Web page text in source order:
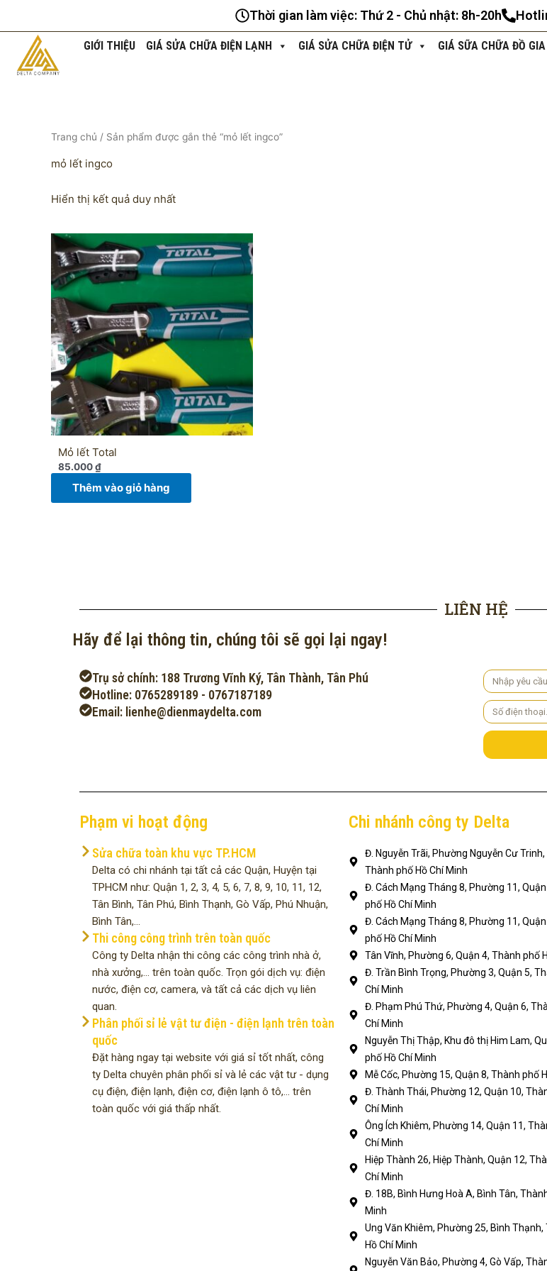
dung
Thời gian làm việc: Thứ 2 - Chủ nhật: 8h-20h
GIỚI THIỆU GIÁ SỬA CHỮA ĐIỆN LẠNH GIÁ SỬA CHỮA ĐIỆN TỬ GIÁ SỮA CHỮA ĐỒ GIA
Trang chủ / Sản phẩm được gắn thẻ “mỏ lết ingco”
mỏ lết ingco
Hiển thị kết quả duy nhất
Mỏ lết Total
85.000₫
Thêm vào giỏ hàng
LIÊN HỆ
Hãy để lại thông tin, chúng tôi sẽ gọi lại ngay!
Trụ sở chính: 188 Trương Vĩnh Ký, Tân Thành, Tân Phú
Hotline: 0765289189 - 0767187189
Email: lienhe@dienmaydelta.com
Yêu
cầu
Số
điện
thoại
Phạm vi hoạt động
Sửa chữa toàn khu vực TP.HCM
Delta có chi nhánh tại tất cả các Quận, Huyện tại
TPHCM như: Quận 1, 2, 3, 4, 5, 6, 7, 8, 9, 10, 11, 12,
Tân Bình, Tân Phú, Bình Thạnh, Gò Vấp, Phú Nhuận,
Bình Tân,...
Thi công công trình trên toàn quốc
Công ty Delta nhận thi công các công trình nhà ở,
nhà xưởng,... trên toàn quốc. Trọn gói dịch vụ: điện
nước, điện cơ, camera, và tất cả các dịch vụ liên
quan.
Phân phối sỉ lẻ vật tư điện - điện lạnh trên toàn
quốc
Đặt hàng ngay tại website với giá sỉ tốt nhất, công
ty Delta chuyên phân phối sỉ và lẻ các vật tư - dụng
cụ điện, điện lạnh, điện cơ, điện lạnh ô tô,... trên
toàn quốc với giá thấp nhất.
Chi nhánh công ty Delta
Đ. Nguyễn Trãi, Phường Nguyễn Cư Trinh,
Thành phố Hồ Chí Minh
Đ. Cách Mạng Tháng 8, Phường 11,
phố Hồ Chí Minh
Đ. Cách Mạng Tháng 8, Phường 11,
phố Hồ Chí Minh
Tân Vĩnh, Phường 6, Quận 4, Thành phố
Đ. Trần Bình Trọng, Phường 3, Quận 5,
Chí Minh
Đ. Phạm Phú Thứ, Phường 4, Quận 6,
Chí Minh
Nguyễn Thị Thập, Khu đô thị Him Lam,
phố Hồ Chí Minh
Mễ Cốc, Phường 15, Quận 8, Thành phố
Đ. Thành Thái, Phường 12, Quận 10,
Chí Minh
Ông Ích Khiêm, Phường 14, Quận 11,
Chí Minh
Hiệp Thành 26, Hiệp Thành, Quận 12,
Chí Minh
Đ. 18B, Bình Hưng Hoà A, Bình Tân,
Minh
Ung Văn Khiêm, Phường 25, Bình Thạnh,
Hồ Chí Minh
Nguyễn Văn Bảo, Phường 4, Gò Vấp,